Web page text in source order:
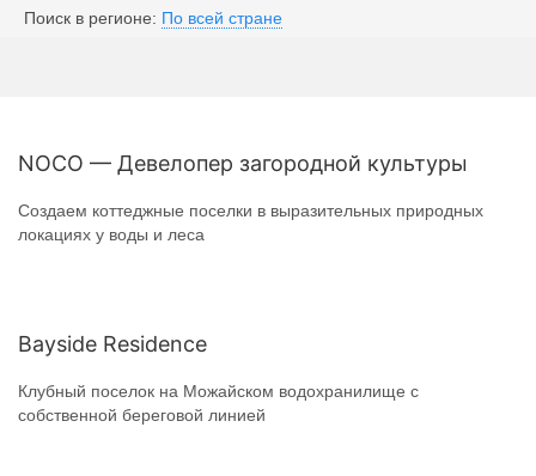
Поиск в регионе: По всей стране
NOCO — Девелопер загородной культуры
Создаем коттеджные поселки в выразительных природных
локациях у воды и леса
Bayside Residence
Клубный поселок на Можайском водохранилище с
собственной береговой линией